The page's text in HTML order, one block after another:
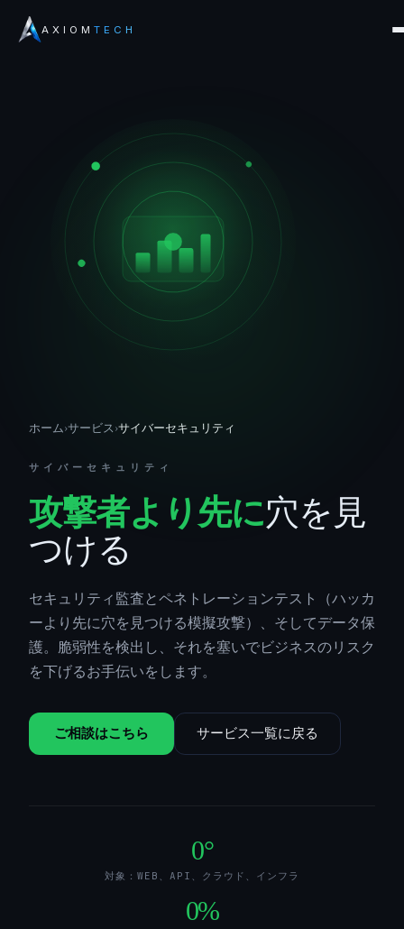
AXIOM TECH
ホーム›サービス ›サイバーセキュリティ
サイバーセキュリティ
攻撃者より先に穴を見
つける
セキュリティ監査とペネトレーションテスト（ハッカ
ーより先に穴を見つける模擬攻撃）、そしてデータ保
護。脆弱性を検出し、それを塞いでビジネスのリスク
を下げるお手伝いをします。
ご相談はこちら サービス一覧に戻る
0°
対象：WEB、API、クラウド、インフラ
0%